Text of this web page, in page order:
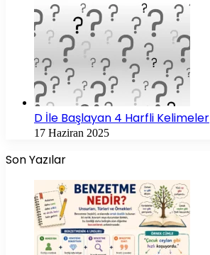
D İle Başlayan 4 Harfli Kelimeler
17 Haziran 2025
Son Yazılar